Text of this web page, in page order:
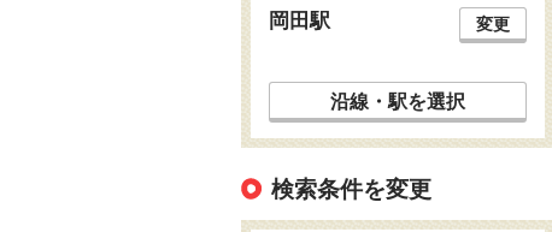
岡田駅 変更
沿線・駅を選択
検索条件を変更